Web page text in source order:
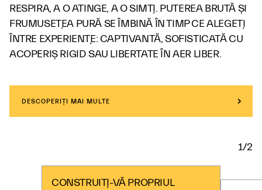
RESPIRA, A O ATINGE, A O SIMȚI. PUTEREA BRUTĂ ȘI
FRUMUSEȚEA PURĂ SE ÎMBINĂ ÎN TIMP CE ALEGEȚI
ÎNTRE EXPERIENȚE: CAPTIVANTĂ, SOFISTICATĂ CU
ACOPERIȘ RIGID SAU LIBERTATE ÎN AER LIBER.
DESCOPERIȚI MAI MULTE
1/2
CONSTRUIȚI-VĂ PROPRIUL